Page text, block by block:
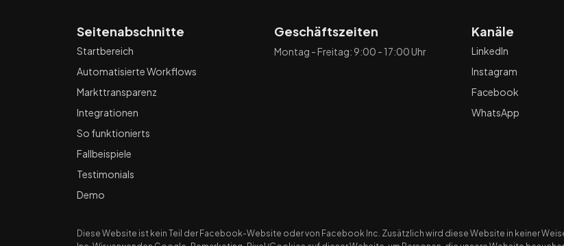
Seitenabschnitte
Startbereich
Automatisierte Workflows
Markttransparenz
Integrationen
So funktionierts
Fallbeispiele
Testimonials
Demo
Geschäftszeiten
Montag - Freitag: 9:00 - 17:00 Uhr
Kanäle
LinkedIn
Instagram
Facebook
WhatsApp
Diese Website ist kein Teil der Facebook-Website oder von Facebook Inc. Zusätzlich wird diese Website in keiner